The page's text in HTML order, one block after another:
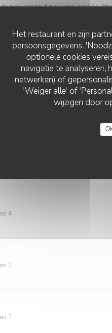
Het restaurant en zijn
persoonsgegevens.
optionele cookies
navigatie te analyseren,
netwerken) of
'Weiger alle' of
wijzigen door
pas car tout nos vins censés
mauvaise soirée…. J’espère que
2
6
en famille! Notre serveur
du jour. Les lasagnes toujours
4
2
2